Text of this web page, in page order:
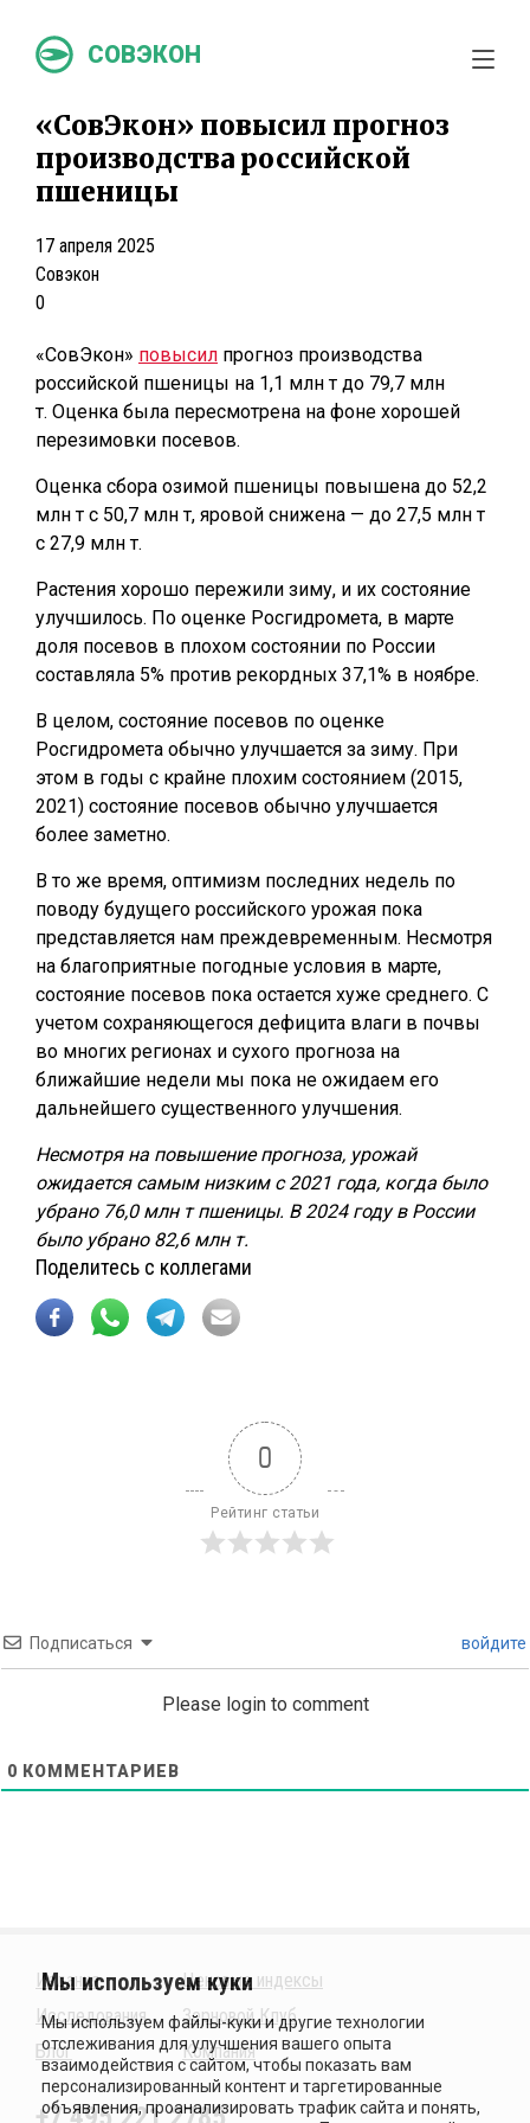
СОВЭКОН
«СовЭкон» повысил прогноз
производства российской
пшеницы
17 апреля 2025
Совэкон
0
«СовЭкон» повысил прогноз производства
российской пшеницы на 1,1 млн т до 79,7 млн
т. Оценка была пересмотрена на фоне хорошей
перезимовки посевов.
Оценка сбора озимой пшеницы повышена до 52,2
млн т с 50,7 млн т, яровой снижена — до 27,5 млн т
с 27,9 млн т.
Растения хорошо пережили зиму, и их состояние
улучшилось. По оценке Росгидромета, в марте
доля посевов в плохом состоянии по России
составляла 5% против рекордных 37,1% в ноябре.
В целом, состояние посевов по оценке
Росгидромета обычно улучшается за зиму. При
этом в годы с крайне плохим состоянием (2015,
2021) состояние посевов обычно улучшается
более заметно.
В то же время, оптимизм последних недель по
поводу будущего российского урожая пока
представляется нам преждевременным. Несмотря
на благоприятные погодные условия в марте,
состояние посевов пока остается хуже среднего. С
учетом сохраняющегося дефицита влаги в почвы
во многих регионах и сухого прогноза на
ближайшие недели мы пока не ожидаем его
дальнейшего существенного улучшения.
Несмотря на повышение прогноза, урожай
ожидается самым низким с 2021 года, когда было
убрано 76,0 млн т пшеницы. В 2024 году в России
было убрано 82,6 млн т.
Поделитесь с коллегами
0
Рейтинг статьи
Подписаться войдите
Please login to comment
0 КОММЕНТАРИЕВ
Издания
Исследования
Блог
Ценовые индексы
Зерновой Клуб
Компания